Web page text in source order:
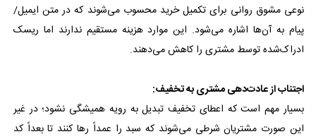
نوعی مشوق روانی برای تکمیل خرید محسوب می‌شوند که در متن ایمیل/
پیام به آن‌ها اشاره می‌شود. این موارد هزینه مستقیم ندارند اما ریسک
ادراک‌شده توسط مشتری را کاهش می‌دهند.
اجتناب از عادت‌دهی مشتری به تخفیف:
بسیار مهم است که اعطای تخفیف تبدیل به رویه همیشگی نشود؛ در غیر
این صورت مشتریان شرطی می‌شوند که سبد را عمداً رها کنند تا بعداً کد